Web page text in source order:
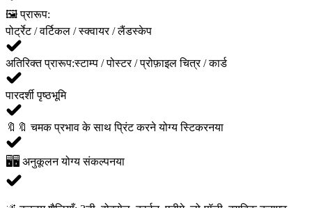
🖼️ प्रारूप:
पोर्ट्रेट / वर्टिकल / स्क्वायर / लैंडस्केप
अतिरिक्त प्रारूप:स्टाम्प / पोस्टर / प्रोफ़ाइल चित्र / कार्ड
पारदर्शी पृष्ठभूमि
🔖 🔖 चमक प्रभाव के साथ प्रिंट करने योग्य स्टिकरनया
🖥️🖥️ अनुकूलन योग्य संकल्पनया